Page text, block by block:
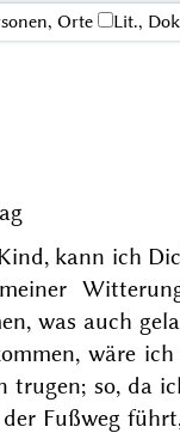
Orte Lit.,
kann ich
was auch
wäre
trugen; so, da
Fußweg